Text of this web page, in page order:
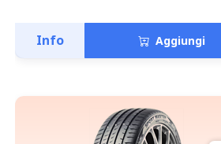
Info Aggiungi